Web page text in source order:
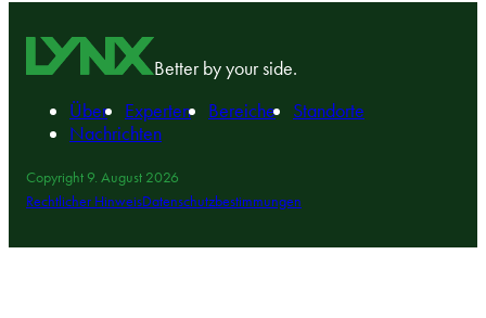
Better by your side.
Über
Experten Bereiche
Standorte
Nachrichten
Copyright 9. August 2026
Rechtlicher HinweisDatenschutzbestimmungen